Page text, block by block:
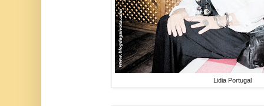
Lidia Portugal